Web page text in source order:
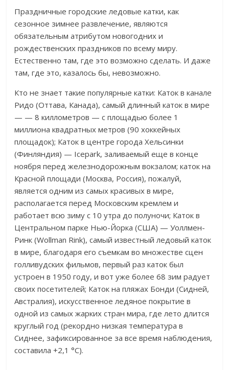
Праздничные городские ледовые катки, как
сезонное зимнее развлечение, являются
обязательным атрибутом новогодних и
рождественских праздников по всему миру.
Естественно там, где это возможно сделать. И даже
там, где это, казалось бы, невозможно.
Кто не знает такие популярные катки: Каток в канале
Ридо (Оттава, Канада), самый длинный каток в мире
— — 8 киллометров — с площадью более 1
миллиона квадратных метров (90 хоккейных
площадок); Каток в центре города Хельсинки
(Финляндия) — Icepark, заливаемый еще в конце
ноября перед железнодорожным вокзалом; каток на
Красной площади (Москва, Россия), пожалуй,
является одним из самых красивых в мире,
располагается перед Московским кремлем и
работает всю зиму с 10 утра до полуночи; Каток в
Центральном парке Нью-Йорка (США) — Уоллмен-
Ринк (Wollman Rink), самый известный ледовый каток
в мире, благодаря его съемкам во множестве сцен
голливудских фильмов, первый раз каток был
устроен в 1950 году, и вот уже более 68 зим радует
своих посетителей; Каток на пляжах Бонди (Сидней,
Австралия), искусственное ледяное покрытие в
одной из самых жарких стран мира, где лето длится
круглый год (рекордно низкая температура в
Сиднее, зафиксированное за все время наблюдения,
составила +2,1 °C).